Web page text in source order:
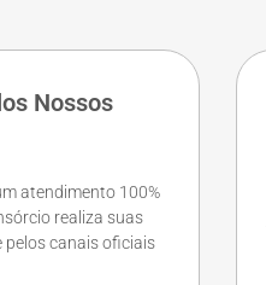
Nossos
atendimento 100%
realiza suas
pelos canais oficiais